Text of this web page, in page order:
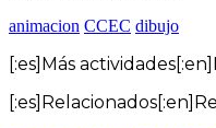
animacion CCEC dibujo
[:es]Más